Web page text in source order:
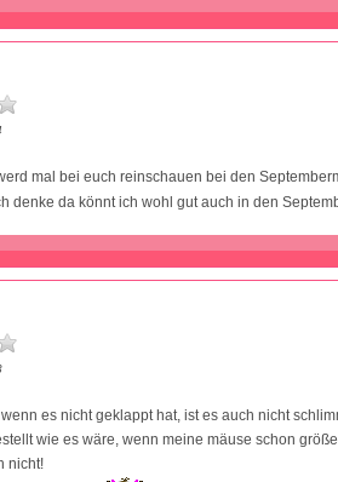
mal bei euch reinschauen bei den
denke da könnt ich wohl gut auch in den
es nicht geklappt hat, ist es auch nicht
wie es wäre, wenn meine mäuse schon
nicht!